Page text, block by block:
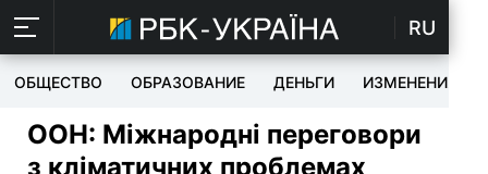
RU
ОБЩЕСТВО ОБРАЗОВАНИЕ ДЕНЬГИ ИЗМЕНЕНИЯ
ООН: Міжнародні переговори
з кліматичних проблемах